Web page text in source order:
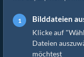
Bilddateien
Klicke auf
Dateien
möchtest